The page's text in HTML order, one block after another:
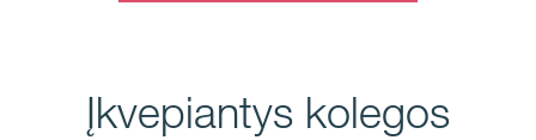
Įkvepiantys kolegos